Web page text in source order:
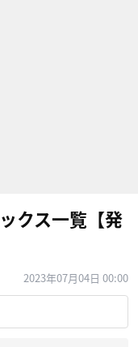
クス一覧【発
2023年07月04日 00:00